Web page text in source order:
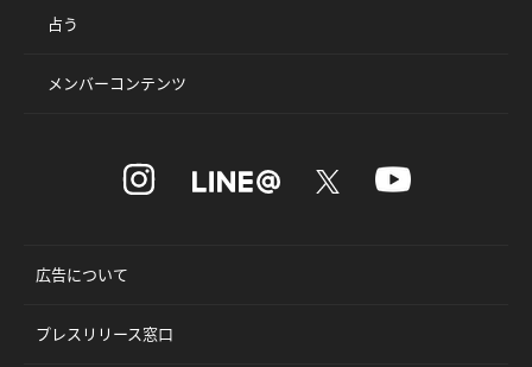
占う
メンバーコンテンツ
広告について
プレスリリース窓口